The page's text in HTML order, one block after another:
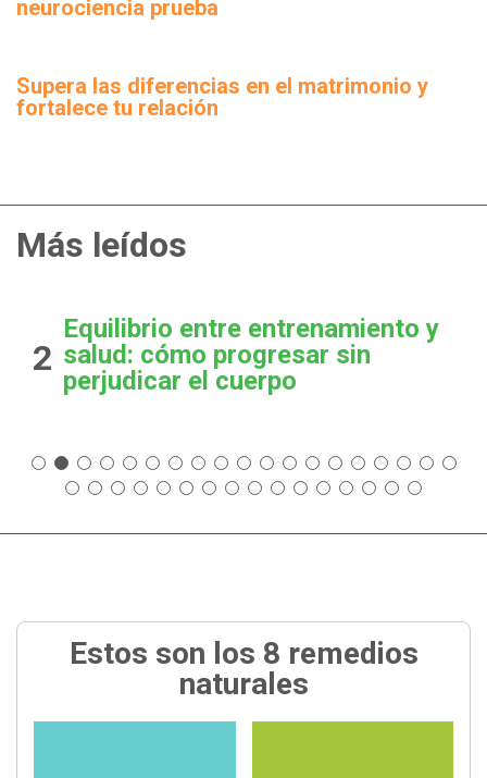
neurociencia prueba
Supera las diferencias en el matrimonio y
fortalece tu relación
Más leídos
2
Equilibrio entre entrenamiento y
salud: cómo progresar sin
perjudicar el cuerpo
Estos son los 8 remedios
naturales